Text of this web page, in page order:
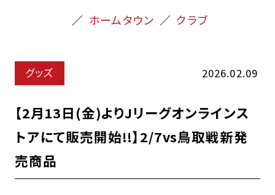
ホームタウン
クラブ
グッズ 2026.02.09
【2月13日(金)よりJリーグオンラインス
トアにて販売開始!!】2/7vs鳥取戦新発
売商品